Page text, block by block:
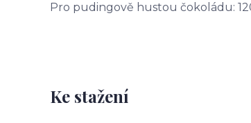
Pro pudingově hustou čokoládu:
Ke stažení